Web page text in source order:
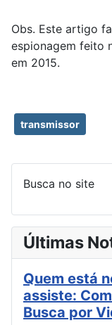
Obs. Este artigo
espionagem feito
em 2015.
transmissor
Busca no site
Últimas
Quem está
assiste:
Busca por